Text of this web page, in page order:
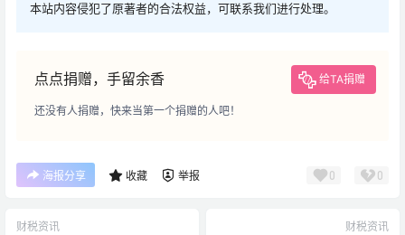
本站内容侵犯了原著者的合法权益，可联系我们进行处理。
点点捐赠，手留余香 给TA捐赠
还没有人捐赠，快来当第一个捐赠的人吧！
海报分享 收藏 举报 0 0
财税资讯 财税资讯